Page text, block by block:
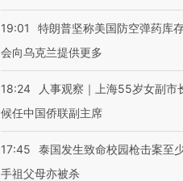
19:01
特朗普坚称美国防空弹药库
会向乌克兰提供更多
18:24
人事观察｜上海55岁女副市
候任中国侨联副主席
17:45
泰国发生致命校园枪击案至
手祖父母亦被杀